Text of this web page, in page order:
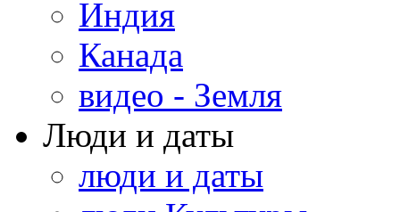
Индия
Канада
видео - Земля
Люди и даты
люди и даты